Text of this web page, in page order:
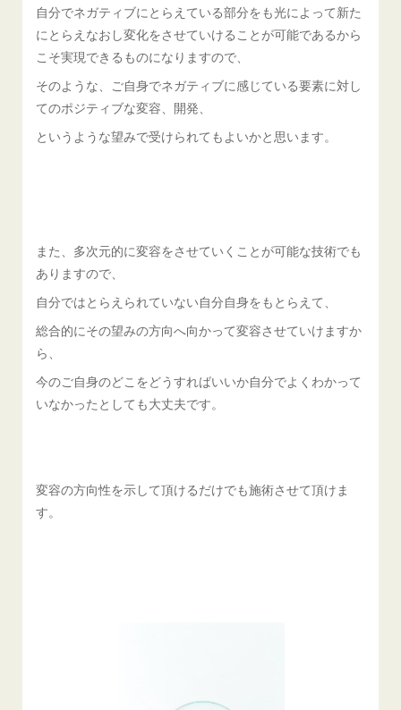
自分でネガティブにとらえている部分をも光によって新た
にとらえなおし変化をさせていけることが可能であるから
こそ実現できるものになりますので、
そのような、ご自身でネガティブに感じている要素に対し
てのポジティブな変容、開発、
というような望みで受けられてもよいかと思います。
また、多次元的に変容をさせていくことが可能な技術でも
ありますので、
自分ではとらえられていない自分自身をもとらえて、
総合的にその望みの方向へ向かって変容させていけますか
ら、
今のご自身のどこをどうすればいいか自分でよくわかって
いなかったとしても大丈夫です。
変容の方向性を示して頂けるだけでも施術させて頂けま
す。